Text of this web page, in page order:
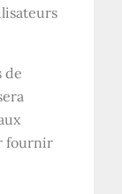
de
fournir